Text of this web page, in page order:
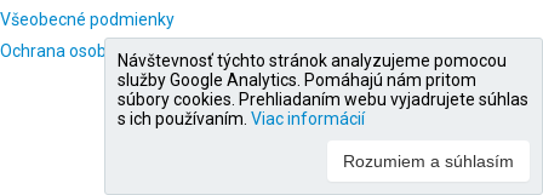
Všeobecné podmienky
Ochrana osobných údajovNávštevnosť týchto stránok analyzujeme pomocou
služby Google Analytics. Pomáhajú nám pritom
súbory cookies. Prehliadaním webu vyjadrujete súhlas
s ich používaním. Viac informácií